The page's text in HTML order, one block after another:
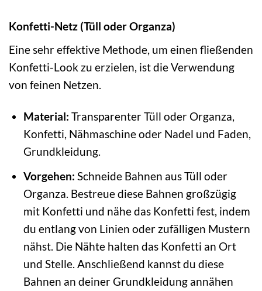
Konfetti-Netz (Tüll oder Organza)
Eine sehr effektive Methode, um einen fließenden
Konfetti-Look zu erzielen, ist die Verwendung
von feinen Netzen.
Material: Transparenter Tüll oder Organza,
Konfetti, Nähmaschine oder Nadel und Faden,
Grundkleidung.
Vorgehen: Schneide Bahnen aus Tüll oder
Organza. Bestreue diese Bahnen großzügig
mit Konfetti und nähe das Konfetti fest, indem
du entlang von Linien oder zufälligen Mustern
nähst. Die Nähte halten das Konfetti an Ort
und Stelle. Anschließend kannst du diese
Bahnen an deiner Grundkleidung annähen